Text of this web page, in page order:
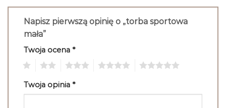
Napisz pierwszą opinię o „torba sportowa
mała”
Twoja ocena *
Twoja opinia *